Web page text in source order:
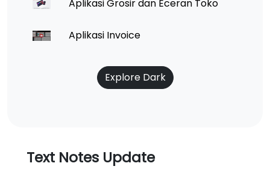
Aplikasi Grosir dan Eceran Toko
Aplikasi Invoice
Explore Dark
Text Notes Update